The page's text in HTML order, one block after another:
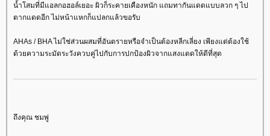
น้ำโสมที่มีแอลกอฮอล์เยอะ ผิวก็ระคายเคืองหนัก แถมทากันแดดแบบลวก ๆ ไป
ตากแดดอีก ไม่หน้าแหกก็แปลกแล้วขอรับ
AHAs / BHA ไม่ใช่ส่วนผสมที่อันตรายหรือจำเป็นต้องหลีกเลี่ยง เพียงแต่ต้องใช้
ด้วยความระมัดระวังควบคู่ไปกับการปกป้องผิวจากแสงแดดให้ดีที่สุด
ถึงคุณ ชมพู่